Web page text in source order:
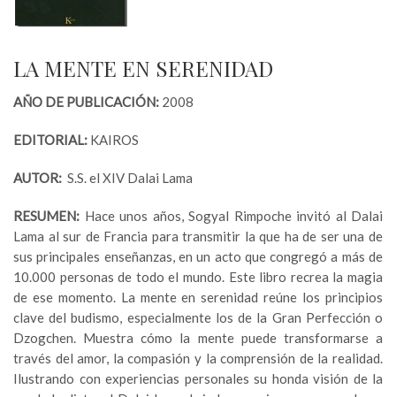
LA MENTE EN SERENIDAD
AÑO DE PUBLICACIÓN: 2008
EDITORIAL: KAIROS
AUTOR: S.S. el XIV Dalai Lama
RESUMEN: Hace unos años, Sogyal Rimpoche invitó al Dalai
Lama al sur de Francia para transmitir la que ha de ser una de
sus principales enseñanzas, en un acto que congregó a más de
10.000 personas de todo el mundo. Este libro recrea la magia
de ese momento. La mente en serenidad reúne los principios
clave del budismo, especialmente los de la Gran Perfección o
Dzogchen. Muestra cómo la mente puede transformarse a
través del amor, la compasión y la comprensión de la realidad.
Ilustrando con experiencias personales su honda visión de la